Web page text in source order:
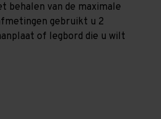
behalen van de maximale
gebruikt u 2
of legbord die u wilt